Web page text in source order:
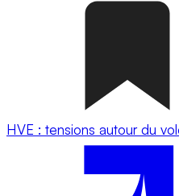
HVE : tensions autour du